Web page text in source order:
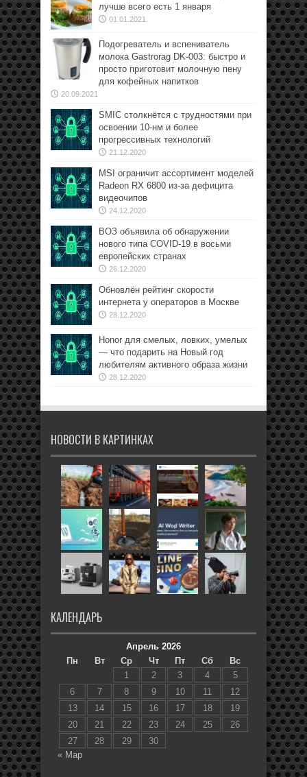
лучше всего есть 1 января
01.01.2021
Подогреватель и вспениватель
молока Gastrorag DK-003: быстро и
просто приготовит молочную пену
для кофейных напитков
20.09.2021
SMIC столкнётся с трудностями при
освоении 10-нм и более
прогрессивных технологий
21.12.2020
MSI ограничит ассортимент моделей
Radeon RX 6800 из-за дефицита
видеочипов
24.12.2020
ВОЗ объявила об обнаружении
нового типа COVID-19 в восьми
европейских странах
26.12.2020
Обновлён рейтинг скорости
интернета у операторов в Москве
28.12.2020
Honor для смелых, ловких, умелых
— что подарить на Новый год
любителям активного образа жизни
28.12.2020
НОВОСТИ В КАРТИНКАХ
КАЛЕНДАРЬ
Апрель 2026
Пн
Вт Ср Чт Пт Сб
Вс
1
2 3 4
5
6
7 8 9 10 11
12
13
14 15 16 17 18
19
20
21 22 23 24 25
26
27
28 29
30
« Мар